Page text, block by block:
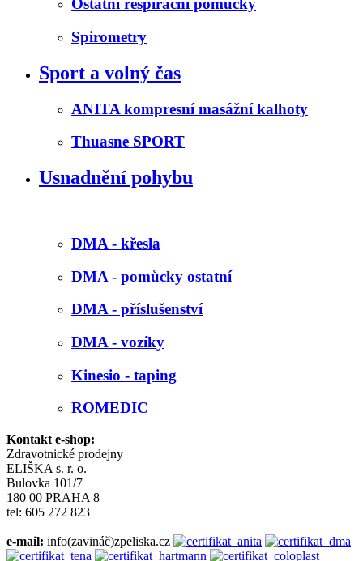
Ostatní respirační pomůcky
Spirometry
Sport a volný čas
ANITA kompresní masážní kalhoty
Thuasne SPORT
Usnadnění pohybu
DMA - křesla
DMA - pomůcky ostatní
DMA - příslušenství
DMA - vozíky
Kinesio - taping
ROMEDIC
Kontakt e-shop:
Zdravotnické prodejny
ELIŠKA s. r. o.
Bulovka 101/7
180 00 PRAHA 8
tel: 605 272 823
e-mail: info(zavináč)zpeliska.cz